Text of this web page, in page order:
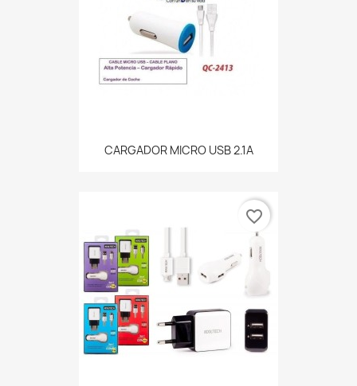
CARGADOR MICRO USB 2.1A
favorite_border